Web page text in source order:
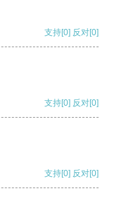
支持[0] 反对[0]
支持[0] 反对[0]
支持[0] 反对[0]